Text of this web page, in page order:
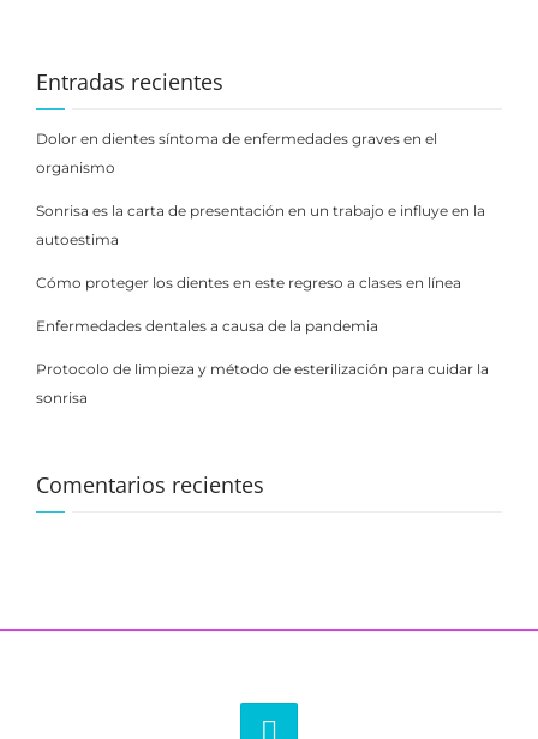
Entradas recientes
Dolor en dientes síntoma de enfermedades graves en el
organismo
Sonrisa es la carta de presentación en un trabajo e influye en la
autoestima
Cómo proteger los dientes en este regreso a clases en línea
Enfermedades dentales a causa de la pandemia
Protocolo de limpieza y método de esterilización para cuidar la
sonrisa
Comentarios recientes